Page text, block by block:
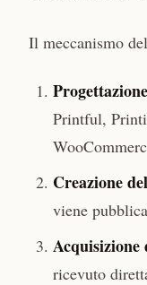
Il meccanismo
Printful,
Creazione
viene
ricevuto